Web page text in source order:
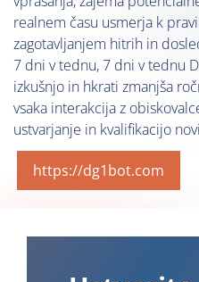
realnem času usmerja k
zagotavljanjem hitrih in
7 dni v tednu, 7 dni v tednu
izkušnjo in hkrati zmanjša
vsaka interakcija z
ustvarjanje in kvalifikacijo
https://dg1bot.com